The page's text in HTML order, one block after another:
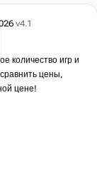
v4.1
количество игр и
цены,
цене!